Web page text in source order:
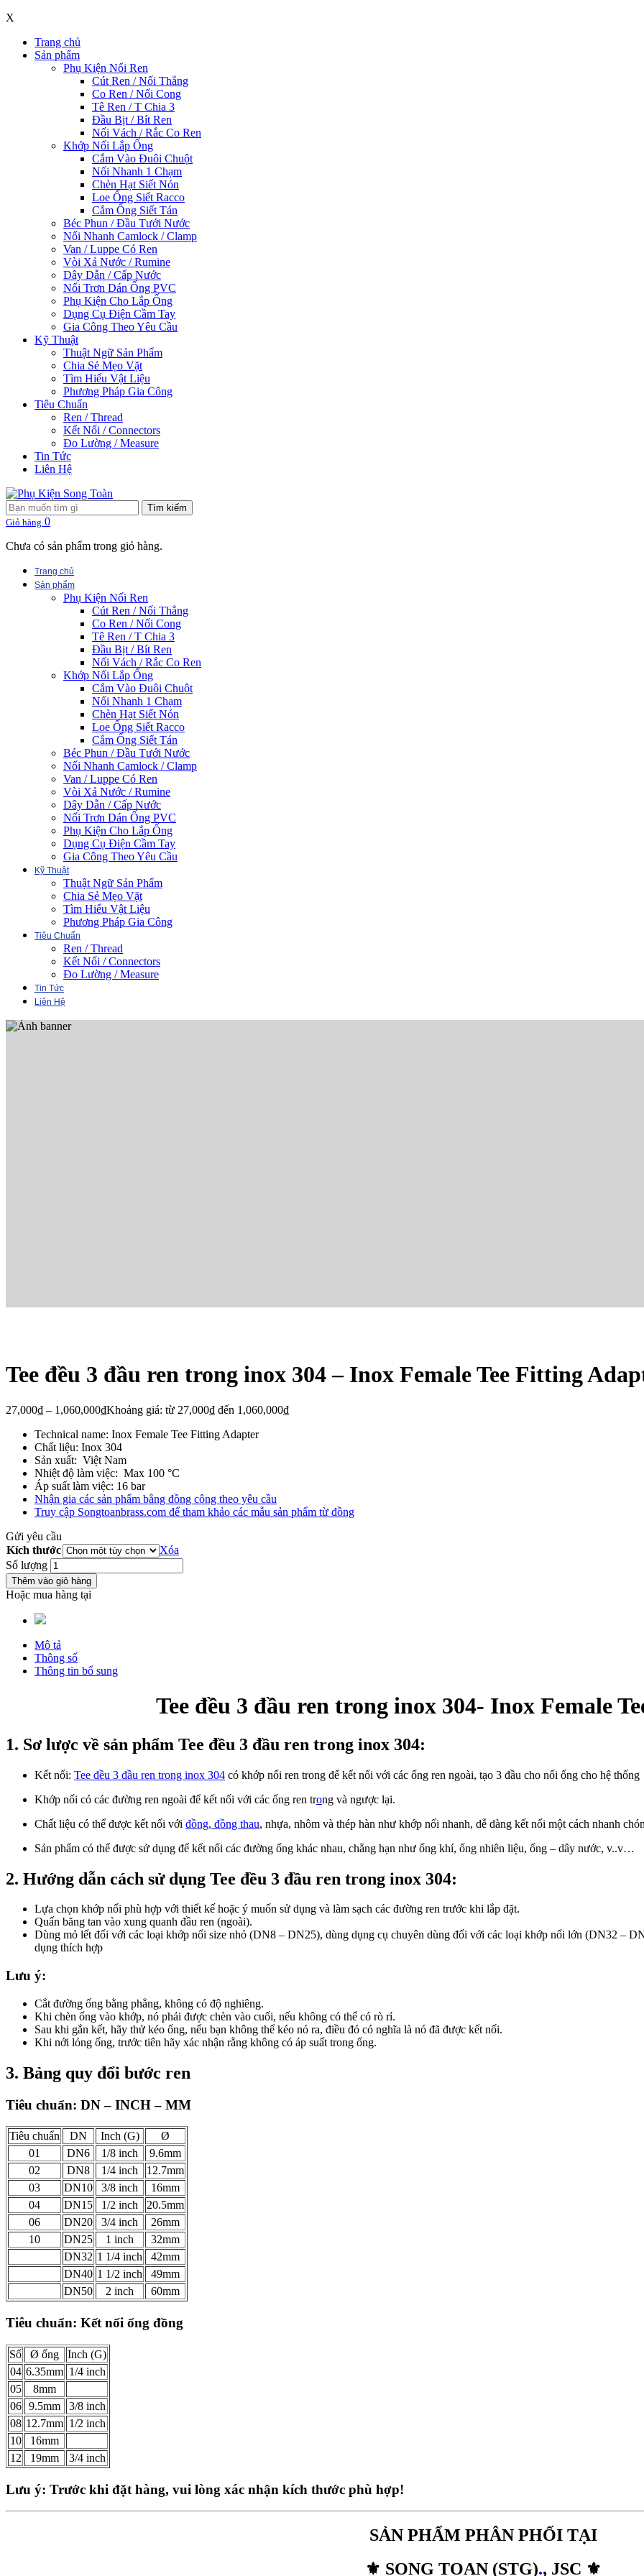
X
Trang chủ
Sản phẩm
Phụ Kiện Nối Ren
Cút Ren / Nối Thẳng
Co Ren / Nối Cong
Tê Ren / T Chia 3
Đầu Bịt / Bít Ren
Nối Vách / Rắc Co Ren
Khớp Nối Lắp Ống
Cắm Vào Đuôi Chuột
Nối Nhanh 1 Chạm
Chèn Hạt Siết Nón
Loe Ống Siết Racco
Cắm Ống Siết Tán
Béc Phun / Đầu Tưới Nước
Nối Nhanh Camlock / Clamp
Van / Luppe Có Ren
Vòi Xả Nước / Rumine
Dây Dẫn / Cấp Nước
Nối Trơn Dán Ống PVC
Phụ Kiện Cho Lắp Ống
Dụng Cụ Điện Cầm Tay
Gia Công Theo Yêu Cầu
Kỹ Thuật
Thuật Ngữ Sản Phẩm
Chia Sẻ Mẹo Vặt
Tìm Hiểu Vật Liệu
Phương Pháp Gia Công
Tiêu Chuẩn
Ren / Thread
Kết Nối / Connectors
Đo Lường / Measure
Tin Tức
Liên Hệ
Tìm kiếm
Giỏ hàng 0
Chưa có sản phẩm trong giỏ hàng.
Trang chủ
Sản phẩm
Phụ Kiện Nối Ren
Cút Ren / Nối Thẳng
Co Ren / Nối Cong
Tê Ren / T Chia 3
Đầu Bịt / Bít Ren
Nối Vách / Rắc Co Ren
Khớp Nối Lắp Ống
Cắm Vào Đuôi Chuột
Nối Nhanh 1 Chạm
Chèn Hạt Siết Nón
Loe Ống Siết Racco
Cắm Ống Siết Tán
Béc Phun / Đầu Tưới Nước
Nối Nhanh Camlock / Clamp
Van / Luppe Có Ren
Vòi Xả Nước / Rumine
Dây Dẫn / Cấp Nước
Nối Trơn Dán Ống PVC
Phụ Kiện Cho Lắp Ống
Dụng Cụ Điện Cầm Tay
Gia Công Theo Yêu Cầu
Kỹ Thuật
Thuật Ngữ Sản Phẩm
Chia Sẻ Mẹo Vặt
Tìm Hiểu Vật Liệu
Phương Pháp Gia Công
Tiêu Chuẩn
Ren / Thread
Kết Nối / Connectors
Đo Lường / Measure
Tin Tức
Liên Hệ
Tee đều 3 đầu ren trong inox 304 – Inox Female Tee Fitting
27,000₫ – 1,060,000₫Khoảng giá: từ 27,000₫ đến 1,060,000₫
Technical name: Inox Female Tee Fitting Adapter
Chất liệu: Inox 304
Sản xuất: Việt Nam
Nhiệt độ làm việc: Max 100 °C
Áp suất làm việc: 16 bar
Nhận gia các sản phẩm bằng đồng công theo yêu cầu
Truy cập Songtoanbrass.com để tham khảo các mẫu sản phẩm từ đồng
Gửi yêu cầu
Kích thước
Xóa
Số lượng
Thêm vào giỏ hàng
Hoặc mua hàng tại
Mô tả
Thông số
Thông tin bổ sung
Tee đều 3 đầu ren trong inox 304- Inox Female
1. Sơ lược về sản phẩm Tee đều 3 đầu ren trong inox 304:
Kết nối: Tee đều 3 đầu ren trong inox 304 có khớp nối ren trong để kết nối với các ống ren ngoài, tạo 3 đầu cho nối ống cho hệ thống
Khớp nối có các đường ren ngoài để kết nối với các ống ren trong và ngược lại.
Chất liệu có thể được kết nối với đồng, đồng thau, nhựa, nhôm và thép hàn như khớp nối nhanh, dễ dàng kết nối một cách nhanh
Sản phẩm có thể được sử dụng để kết nối các đường ống khác nhau, chẳng hạn như ống khí, ống nhiên liệu, ống – dây nước, v..v…
2. Hướng dẫn cách sử dụng Tee đều 3 đầu ren trong inox 304:
Lựa chọn khớp nối phù hợp với thiết kế hoặc ý muốn sử dụng và làm sạch các đường ren trước khi lắp đặt.
Quấn băng tan vào xung quanh đầu ren (ngoài).
Dùng mỏ lết đối với các loại khớp nối size nhỏ (DN8 – DN25), dùng dụng cụ chuyên dùng đối với các loại khớp nối lớn (DN32 –
dụng thích hợp
Lưu ý:
Cắt đường ống bằng phẳng, không có độ nghiêng.
Khi chèn ống vào khớp, nó phải được chèn vào cuối, nếu không có thể có rò rỉ.
Sau khi gắn kết, hãy thử kéo ống, nếu bạn không thể kéo nó ra, điều đó có nghĩa là nó đã được kết nối.
Khi nới lỏng ống, trước tiên hãy xác nhận rằng không có áp suất trong ống.
3. Bảng quy đổi bước ren
Tiêu chuẩn: DN – INCH – MM
Tiêu chuẩn DN Inch (G)
Ø
01
DN6 1/8 inch
9.6mm
02
DN8 1/4 inch
12.7mm
03
DN10 3/8 inch
16mm
04
DN15 1/2 inch
20.5mm
06
DN20 3/4 inch
26mm
10
DN25 1 inch
32mm
DN32 1 1/4 inch
42mm
DN40 1 1/2 inch
49mm
DN50
2 inch 60mm
Tiêu chuẩn: Kết nối ống đồng
Số Ø ống
Inch (G)
04 6.35mm 1/4 inch
05
8mm
06
9.5mm
3/8 inch
08 12.7mm 1/2 inch
10
16mm
12
19mm 3/4 inch
Lưu ý: Trước khi đặt hàng, vui lòng xác nhận kích thước phù hợp!
SẢN PHẨM PHÂN PHỐI TẠI
⚜️ SONG TOAN (STG)., JSC ⚜️